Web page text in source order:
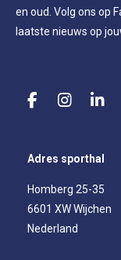
en oud. Volg ons op
laatste nieuws op
F
e
b
o
k
I
a
r
a
m
L
k
e
I
n
Adres sporthal
Homberg 25-35
6601 XW Wijchen
Nederland